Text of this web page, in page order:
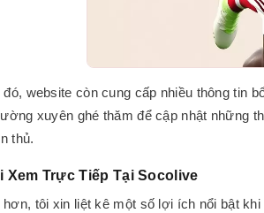
website còn cung cấp nhiều thông tin
xuyên ghé thăm để cập nhật những
thủ.
Xem Trực Tiếp Tại Socolive
tôi xin liệt kê một số lợi ích nổi bật